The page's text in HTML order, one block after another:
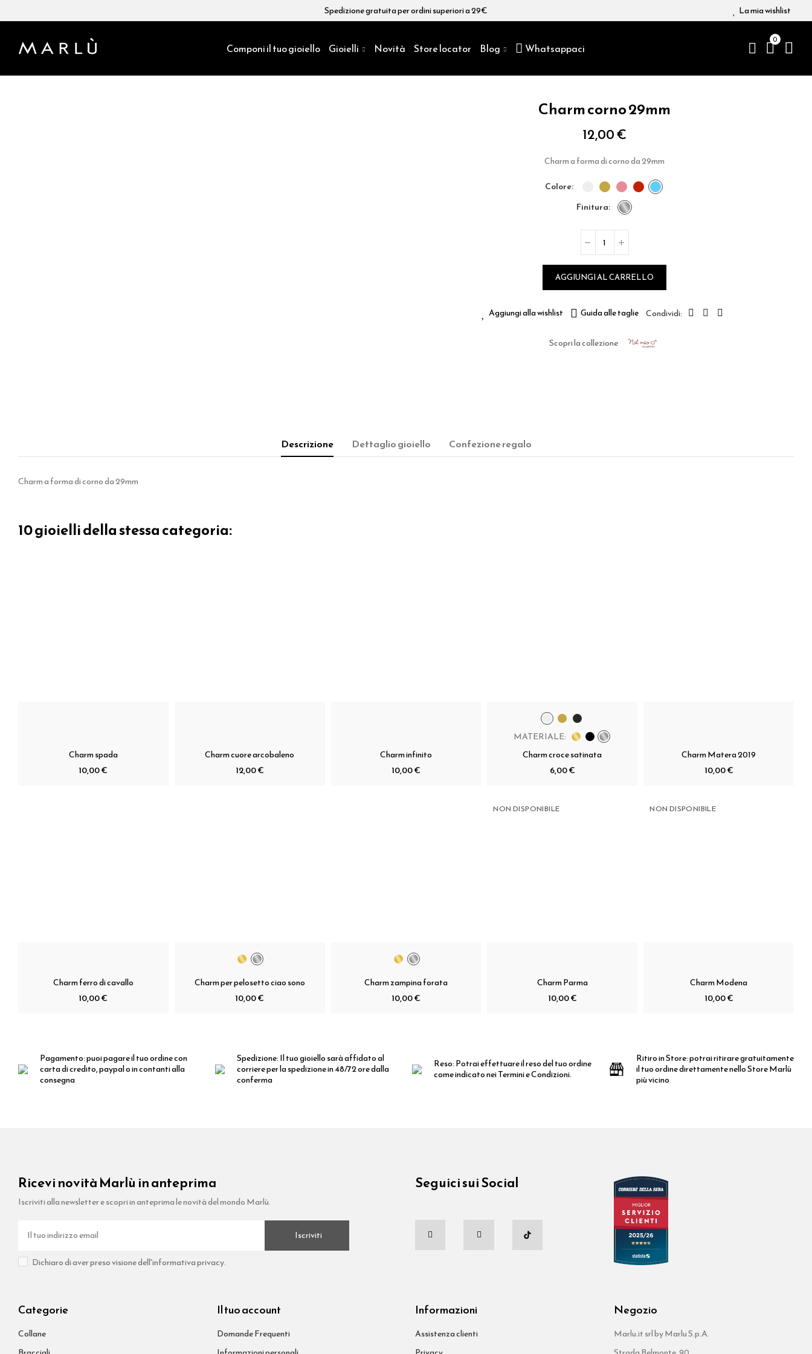
Spedizione gratuita per ordini superiori a 29€ La mia wishlist
Componi il tuo gioiello Gioielli Novità Store locator Blog Whatsappaci
0
Charm corno 29mm
12,00 €
Charm a forma di corno da 29mm
colore
finitura
AGGIUNGI AL CARRELLO
Aggiungi alla wishlist Guida alle taglie
Scopri la collezione
Descrizione Dettaglio gioiello Confezione regalo
Charm a forma di corno da 29mm
10 gioielli della stessa categoria:
Charm spada
10,00 €
Charm cuore arcobaleno
12,00 €
Charm infinito
10,00 €
MATERIALE:
Charm croce satinata
6,00 €
Charm Matera 2019
10,00 €
Charm ferro di cavallo
10,00 €
Charm per pelosetto ciao sono
10,00 €
Charm zampina forata
10,00 €
NON DISPONIBILE
Charm Parma
10,00 €
NON DISPONIBILE
Charm Modena
10,00 €
Pagamento:puoi pagare il tuo ordine con
carta di credito, paypal o in contanti alla
consegna
Spedizione:Il tuo gioiello sarà affidato al
corriere per la spedizione in 48/72 ore dalla
conferma
Reso:Potrai effettuare il reso del tuo ordine
come indicato nei Termini e Condizioni.
Ritiro in Store:potrai ritirare gratuitamente
il tuo ordine direttamente nello Store Marlù
più vicino
Ricevi novità Marlù in anteprima
Iscriviti alla newsletter e scopri in anteprima le novità del mondo Marlù.
Iscriviti
Dichiaro di aver preso visione dell'informativa privacy.
Seguici sui Social
Categorie
Collane
Il tuo account
Domande Frequenti
Informazioni
Assistenza clienti
Negozio
Marlu.it srl by Marlu S.p.A.